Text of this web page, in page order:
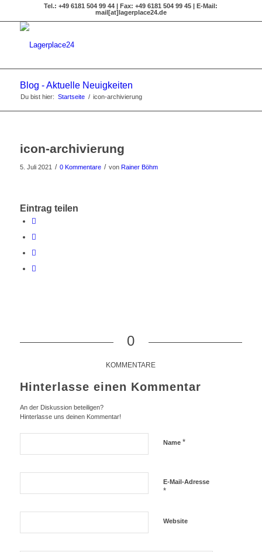
Tel.: +49 6181 504 99 44 | Fax: +49 6181 504 99 45 | E-Mail:
mail[at]lagerplace24.de
Blog - Aktuelle Neuigkeiten
Du bist hier: Startseite / icon-archivierung
icon-archivierung
5. Juli 2021 / 0 Kommentare / von Rainer Böhm
Eintrag teilen
0
KOMMENTARE
Hinterlasse einen Kommentar
An der Diskussion beteiligen?
Hinterlasse uns deinen Kommentar!
Name *
E-Mail-Adresse
*
Website